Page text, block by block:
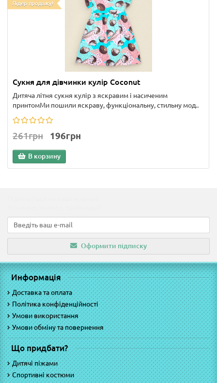
Лідер продажу!
Сукня для дівчинки кулір Coconut
Дитяча літня сукня кулір з яскравим і насиченим
принтомМи пошили яскраву, функціональну, стильну мод..
261грн 196грн
В корзину
Оформити підписку
Информація
Доставка та оплата
Політика конфіденційності
Умови використання
Умови обміну та повернення
Що придбати?
Дитячі піжами
Спортивні костюми